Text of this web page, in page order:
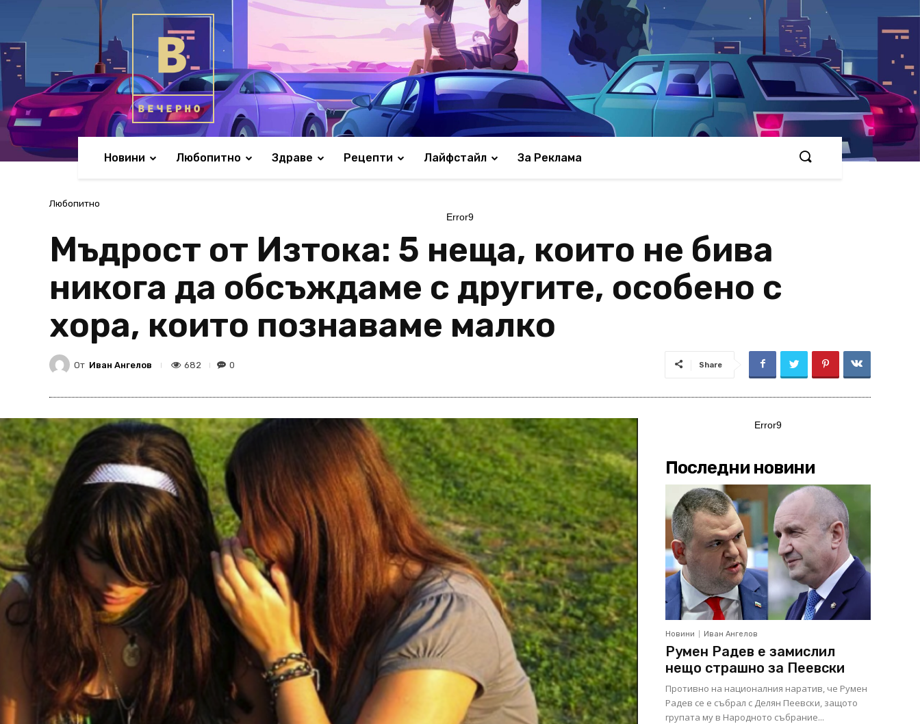
Новини Любопитно Здраве Рецепти Лайфстайл За Реклама
Любопитно
Error9
Мъдрост от Изтока: 5 неща, които не бива
никога да обсъждаме с другите, особено с
хора, които познаваме малко
От Иван Ангелов 682 0 Share
Error9
Последни новини
Новини Иван Ангелов
Румен Радев е замислил
нещо страшно за Пеевски
Противно на националния наратив, че Румен
Радев се е събрал с Делян Пеевски, защото
групата му в Народното събрание...